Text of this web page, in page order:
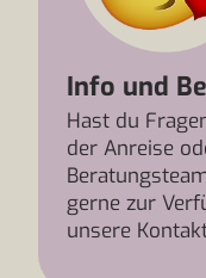
Info und
Hast du
der Anreise
gerne zur
unsere